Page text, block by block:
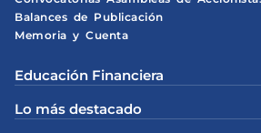
Balances de Publicación
Memoria y Cuenta
Educación Financiera
Lo más destacado